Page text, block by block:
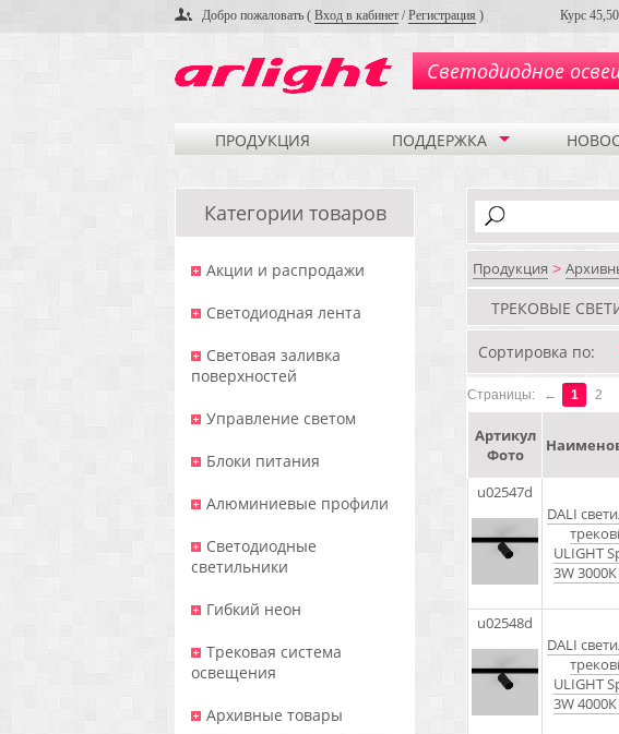
Добро пожаловать ( Вход в кабинет /Регистрация ) Курс
Светодиодное
ПРОДУКЦИЯ ПОДДЕРЖКА
Категории товаров
Акции и распродажи
Светодиодная лента
Световая заливка
поверхностей
Управление светом
Блоки питания
Алюминиевые профили
Светодиодные
светильники
Гибкий неон
Трековая система
освещения
Архивные товары
Продукция >
ТРЕКОВЫЕ
Сортировка по:
Страницы: ← 1 2
Артикул
Фото
u02547d
DALI
ULIGHT
3W
u02548d
DALI
ULIGHT
3W